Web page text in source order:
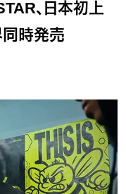
、日本初上
同時発売